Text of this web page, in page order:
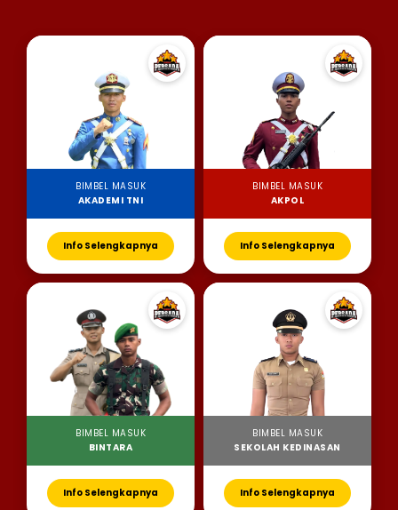
BIMBEL MASUK
AKADEMI TNI
Info Selengkapnya
BIMBEL MASUK
AKPOL
Info Selengkapnya
BIMBEL MASUK
BINTARA
Info Selengkapnya
BIMBEL MASUK
SEKOLAH KEDINASAN
Info Selengkapnya